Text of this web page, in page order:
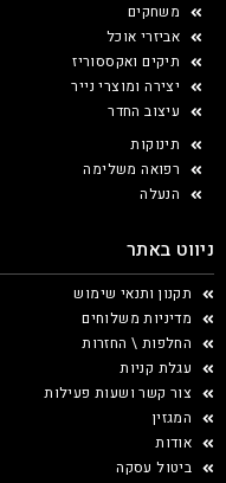
משחקים
אביזרי אוכל
תיקים ואקססוריז
יצירה ומוצרי נייר
עיצוב החדר
תינוקות
רפואה משלימה
הנעלה
ניווט באתר
תקנון ותנאי שימוש
מדיניות משלוחים
החלפות \ החזרות
עגלת קניות
צור קשר ושעות פעילות
המגזין
אודות
ביטול עסקה